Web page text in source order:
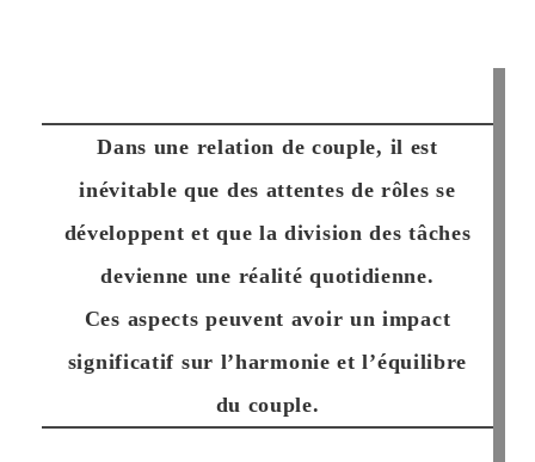
Dans une relation de couple, il est
inévitable que des attentes de rôles se
développent et que la division des tâches
devienne une réalité quotidienne.
Ces aspects peuvent avoir un impact
significatif sur l’harmonie et l’équilibre
du couple.